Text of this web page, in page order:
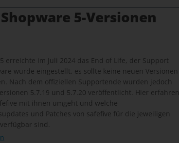
5-Versionen
erreichte im Juli 2024 das End of Life, der Support
wurde eingestellt, es sollte keine neuen Versionen
Nach dem offiziellen Supportende wurden jedoch
5.7.19 und 5.7.20 veröffentlicht. Hier erfahren
mit ihnen umgeht und welche
und Patches von safefive für die jeweiligen
sind.